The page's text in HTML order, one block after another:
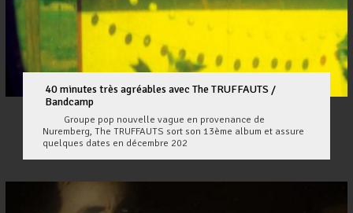
40 minutes très agréables avec The TRUFFAUTS /
Bandcamp
Groupe pop nouvelle vague en provenance de
Nuremberg, The TRUFFAUTS sort son 13ème album et assure
quelques dates en décembre 202